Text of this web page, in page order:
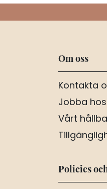
Om oss
Kontakta
Jobba
Vårt
Policies